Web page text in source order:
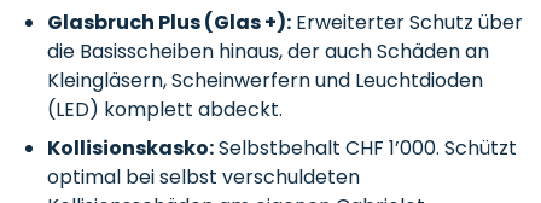
Glasbruch Plus (Glas +): Erweiterter Schutz über
die Basisscheiben hinaus, der auch Schäden an
Kleingläsern, Scheinwerfern und Leuchtdioden
(LED) komplett abdeckt.
Kollisionskasko:Selbstbehalt CHF 1’000. Schützt
optimal bei selbst verschuldeten